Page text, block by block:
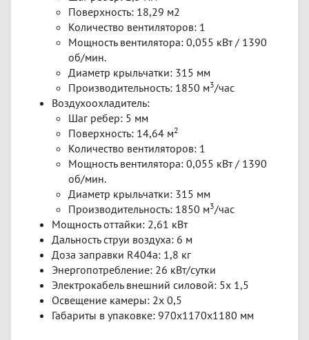
Поверхность: 18,29 м2
Количество вентиляторов: 1
Мощность вентилятора: 0,055 кВт / 1390
об/мин.
Диаметр крыльчатки: 315 мм
Производительность: 1850 м3/час
Воздухоохладитель:
Шаг ребер: 5 мм
Поверхность: 14,64 м2
Количество вентиляторов: 1
Мощность вентилятора: 0,055 кВт / 1390
об/мин.
Диаметр крыльчатки: 315 мм
Производительность: 1850 м3/час
Мощность оттайки: 2,61 кВт
Дальность струи воздуха: 6 м
Доза заправки R404a: 1,8 кг
Энергопотребление: 26 кВт/сутки
Электрокабель внешний силовой: 5х 1,5
Освещение камеры: 2х 0,5
Габариты в упаковке: 970х1170х1180 мм